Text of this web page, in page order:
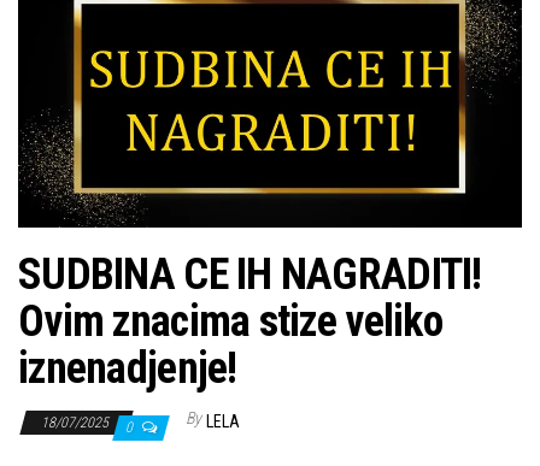
SUDBINA CE IH NAGRADITI!
Ovim znacima stize veliko
iznenadjenje!
18/07/2025 0 By LELA